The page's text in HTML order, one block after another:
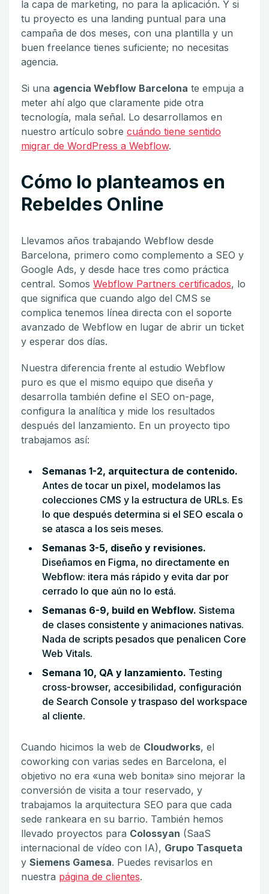
la capa de marketing, no para la aplicación. Y si
tu proyecto es una landing puntual para una
campaña de dos meses, con una plantilla y un
buen freelance tienes suficiente; no necesitas
agencia.
Si una agencia Webflow Barcelona te empuja a
meter ahí algo que claramente pide otra
tecnología, mala señal. Lo desarrollamos en
nuestro artículo sobre cuándo tiene sentido
migrar de WordPress a Webflow.
Cómo lo planteamos en
Rebeldes Online
Llevamos años trabajando Webflow desde
Barcelona, primero como complemento a SEO y
Google Ads, y desde hace tres como práctica
central. Somos Webflow Partners certificados, lo
que significa que cuando algo del CMS se
complica tenemos línea directa con el soporte
avanzado de Webflow en lugar de abrir un ticket
y esperar dos días.
Nuestra diferencia frente al estudio Webflow
puro es que el mismo equipo que diseña y
desarrolla también define el SEO on-page,
configura la analítica y mide los resultados
después del lanzamiento. En un proyecto tipo
trabajamos así:
Semanas 1-2, arquitectura de contenido.
Antes de tocar un pixel, modelamos las
colecciones CMS y la estructura de URLs. Es
lo que después determina si el SEO escala o
se atasca a los seis meses.
Semanas 3-5, diseño y revisiones.
Diseñamos en Figma, no directamente en
Webflow: itera más rápido y evita dar por
cerrado lo que aún no lo está.
Semanas 6-9, build en Webflow. Sistema
de clases consistente y animaciones nativas.
Nada de scripts pesados que penalicen Core
Web Vitals.
Semana 10, QA y lanzamiento. Testing
cross-browser, accesibilidad, configuración
de Search Console y traspaso del workspace
al cliente.
Cuando hicimos la web de Cloudworks, el
coworking con varias sedes en Barcelona, el
objetivo no era «una web bonita» sino mejorar la
conversión de visita a tour reservado, y
trabajamos la arquitectura SEO para que cada
sede rankeara en su barrio. También hemos
llevado proyectos para Colossyan (SaaS
internacional de vídeo con IA), Grupo Tasqueta
y Siemens Gamesa. Puedes revisarlos en
nuestra página de clientes.